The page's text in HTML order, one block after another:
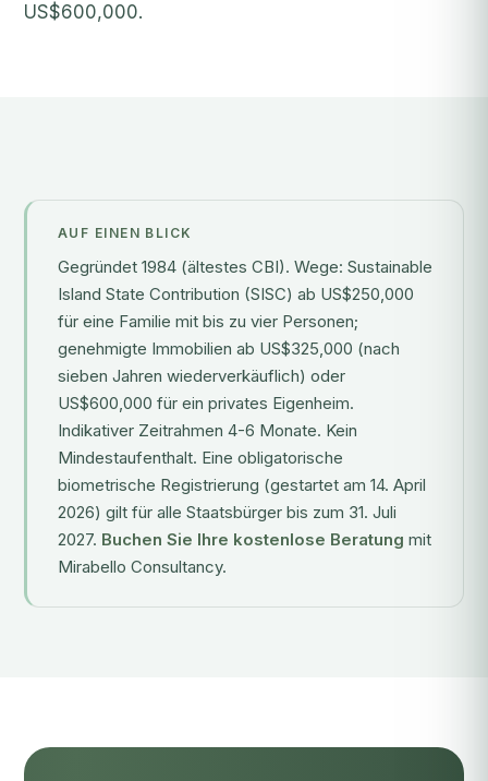
US$600,000.
AUF EINEN BLICK
Gegründet 1984 (ältestes CBI). Wege: Sustainable
Island State Contribution (SISC) ab US$250,000
für eine Familie mit bis zu vier Personen;
genehmigte Immobilien ab US$325,000 (nach
sieben Jahren wiederverkäuflich) oder
US$600,000 für ein privates Eigenheim.
Indikativer Zeitrahmen 4-6 Monate. Kein
Mindestaufenthalt. Eine obligatorische
biometrische Registrierung (gestartet am 14. April
2026) gilt für alle Staatsbürger bis zum 31. Juli
2027. Buchen Sie Ihre kostenlose Beratung mit
Mirabello Consultancy.